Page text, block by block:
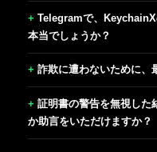
Telegramで、KeychainX
本当でしょうか？
詐欺に遭わないために、
証明書の警告を無視した
か助言をいただけますか？